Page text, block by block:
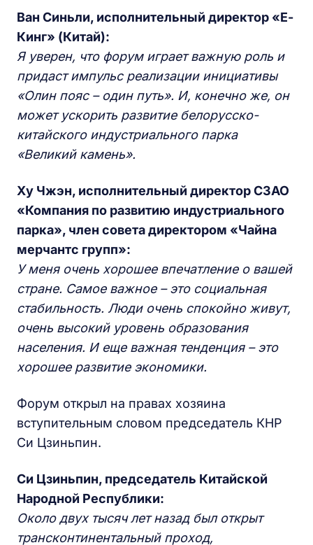
Ван Синьли, исполнительный директор «Е-
Кинг» (Китай):
Я уверен, что форум играет важную роль и
придаст импульс реализации инициативы
«Олин пояс – один путь». И, конечно же, он
может ускорить развитие белорусско-
китайского индустриального парка
«Великий камень».
Ху Чжэн, исполнительный директор СЗАО
«Компания по развитию индустриального
парка», член совета директором «Чайна
мерчантс групп»:
У меня очень хорошее впечатление о вашей
стране. Самое важное – это социальная
стабильность. Люди очень спокойно живут,
очень высокий уровень образования
населения. И еще важная тенденция – это
хорошее развитие экономики.
Форум открыл на правах хозяина
вступительным словом председатель КНР
Си Цзиньпин.
Си Цзиньпин, председатель Китайской
Народной Республики:
Около двух тысяч лет назад был открыт
трансконтинентальный проход,